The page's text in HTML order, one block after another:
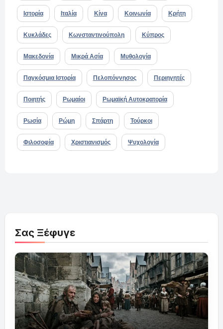
Ιστορία Ιταλία Κίνα Κοινωνία Κρήτη
Κυκλάδες Κωνσταντινούπολη Κύπρος
Μακεδονία Μικρά Ασία Μυθολογία
Παγκόσμια Ιστορία Πελοπόννησος Περιηγητές
Ποιητής Ρωμαίοι Ρωμαϊκή Αυτοκρατορία
Ρωσία Ρώμη Σπάρτη Τούρκοι
Φιλοσοφία Χριστιανισμός Ψυχολογία
Σας Ξέφυγε